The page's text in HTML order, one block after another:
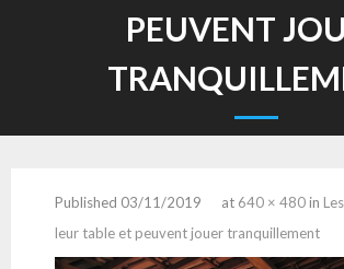
PEUVENT
Published 03/11/2019 at 640 × 480in
leur table et peuvent jouer tranquillement